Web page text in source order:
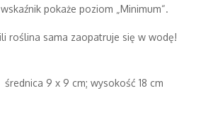
pokaże poziom „Minimum“.
roślina sama zaopatruje się w wodę!
9 x 9 cm; wysokość 18 cm